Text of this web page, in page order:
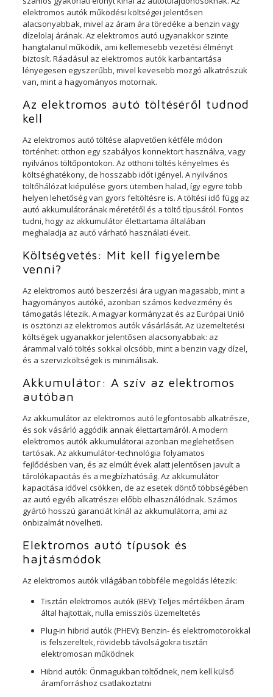
elektromos autók működési költségei jelentősen
alacsonyabbak, mivel az áram ára töredéke a benzin vagy
dízelolaj árának. Az elektromos autó ugyanakkor szinte
hangtalanul működik, ami kellemesebb vezetési élményt
biztosít. Ráadásul az elektromos autók karbantartása
lényegesen egyszerűbb, mivel kevesebb mozgó alkatrészük
van, mint a hagyományos motornak.
Az elektromos autó töltéséről tudnod
kell
Az elektromos autó töltése alapvetően kétféle módon
történhet: otthon egy szabályos konnektort használva, vagy
nyilvános töltőpontokon. Az otthoni töltés kényelmes és
költséghatékony, de hosszabb időt igényel. A nyilvános
töltőhálózat kiépülése gyors ütemben halad, így egyre több
helyen lehetőség van gyors feltöltésre is. A töltési idő függ az
autó akkumulátorának méretétől és a töltő típusától. Fontos
tudni, hogy az akkumulátor élettartama általában
meghaladja az autó várható használati éveit.
Költségvetés: Mit kell figyelembe
venni?
Az elektromos autó beszerzési ára ugyan magasabb, mint a
hagyományos autóké, azonban számos kedvezmény és
támogatás létezik. A magyar kormányzat és az Európai Unió
is ösztönzi az elektromos autók vásárlását. Az üzemeltetési
költségek ugyanakkor jelentősen alacsonyabbak: az
árammal való töltés sokkal olcsóbb, mint a benzin vagy dízel,
és a szervizköltségek is minimálisak.
Akkumulátor: A szív az elektromos
autóban
Az akkumulátor az elektromos autó legfontosabb alkatrésze,
és sok vásárló aggódik annak élettartamáról. A modern
elektromos autók akkumulátorai azonban meglehetősen
tartósak. Az akkumulátor-technológia folyamatos
fejlődésben van, és az elmúlt évek alatt jelentősen javult a
tárolókapacitás és a megbízhatóság. Az akkumulátor
kapacitása idővel csökken, de az esetek döntő többségében
az autó egyéb alkatrészei előbb elhasználódnak. Számos
gyártó hosszú garanciát kínál az akkumulátorra, ami az
önbizalmát növelheti.
Elektromos autó típusok és
hajtásmódok
Az elektromos autók világában többféle megoldás létezik:
Tisztán elektromos autók (BEV): Teljes mértékben áram
által hajtottak, nulla emissziós üzemeltetés
Plug-in hibrid autók (PHEV): Benzin- és elektromotorokkal
is felszereltek, rövidebb távolságokra tisztán
elektromosan működnek
Hibrid autók: Önmagukban töltődnek, nem kell külső
áramforráshoz csatlakoztatni